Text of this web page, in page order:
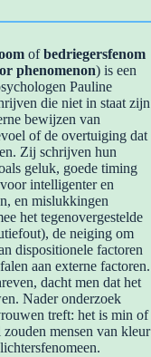
ofbedriegersfenom
phenomenon) is een
Pauline
die niet in staat zijn
bewijzen van
of de overtuiging dat
Zij schrijven hun
geluk, goede timing
intelligenter en
en mislukkingen
het tegenovergestelde
de neiging om
dispositionele factoren
aan externe factoren.
dacht men dat het
Nader onderzoek
treft: het is min of
mensen van kleur